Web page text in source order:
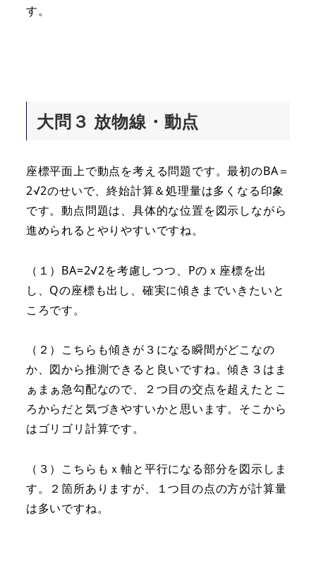
す。
大問３ 放物線・動点
座標平面上で動点を考える問題です。最初のBA＝
2√2のせいで、終始計算＆処理量は多くなる印象
です。動点問題は、具体的な位置を図示しながら
進められるとやりやすいですね。
（１）BA=2√2を考慮しつつ、Pのｘ座標を出
し、Qの座標も出し、確実に傾きまでいきたいと
ころです。
（２）こちらも傾きが３になる瞬間がどこなの
か、図から推測できると良いですね。傾き３はま
ぁまぁ急勾配なので、２つ目の交点を超えたとこ
ろからだと気づきやすいかと思います。そこから
はゴリゴリ計算です。
（３）こちらもｘ軸と平行になる部分を図示しま
す。２箇所ありますが、１つ目の点の方が計算量
は多いですね。